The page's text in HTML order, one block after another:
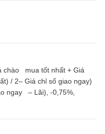
chào mua tốt nhất + Giá
/ 2– Giá chỉ số giao ngay)
ngay – Lãi), -0,75%,